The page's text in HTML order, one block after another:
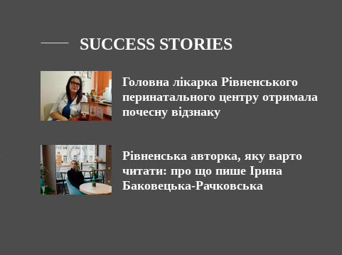
SUCCESS STORIES
Головна лікарка Рівненського
перинатального центру отримала
почесну відзнаку
Рівненська авторка, яку варто
читати: про що пише Ірина
Баковецька-Рачковська